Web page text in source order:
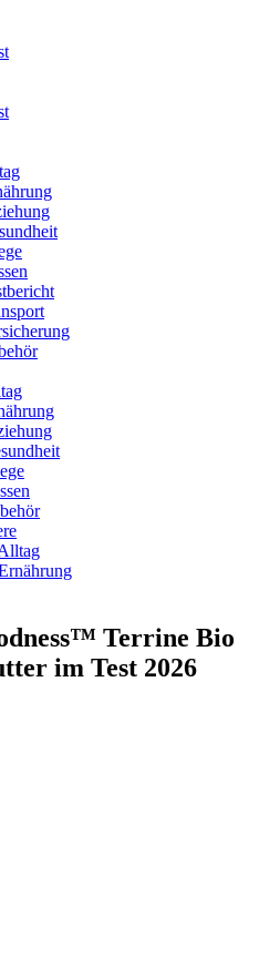
Terrine Bio
im Test 2026